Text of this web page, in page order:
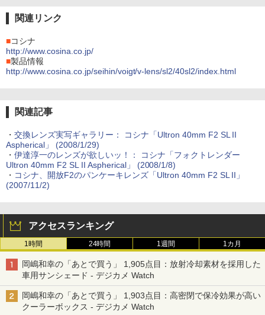
関連リンク
■コシナ
http://www.cosina.co.jp/
■製品情報
http://www.cosina.co.jp/seihin/voigt/v-lens/sl2/40sl2/index.html
関連記事
・ 交換レンズ実写ギャラリー： コシナ「Ultron 40mm F2 SL II
Aspherical」 (2008/1/29)
・ 伊達淳一のレンズが欲しいッ！： コシナ「フォクトレンダー
Ultron 40mm F2 SL II Aspherical」 (2008/1/8)
・ コシナ、開放F2のパンケーキレンズ「Ultron 40mm F2 SL II」
(2007/11/2)
アクセスランキング
1時間 24時間 1週間 1カ月
岡嶋和幸の「あとで買う」 1,905点目：放射冷却素材を採用した
車用サンシェード - デジカメ Watch
岡嶋和幸の「あとで買う」 1,903点目：高密閉で保冷効果が高い
クーラーボックス - デジカメ Watch